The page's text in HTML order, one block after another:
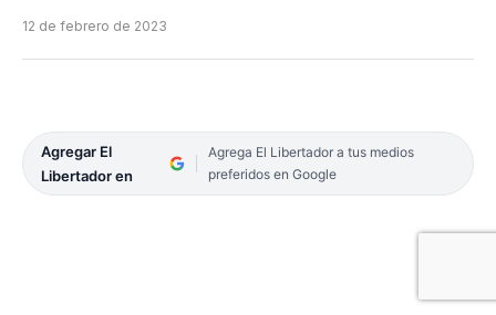
12 de febrero de 2023
Agregar El
Libertador en
Agrega El Libertador a tus medios
preferidos en Google